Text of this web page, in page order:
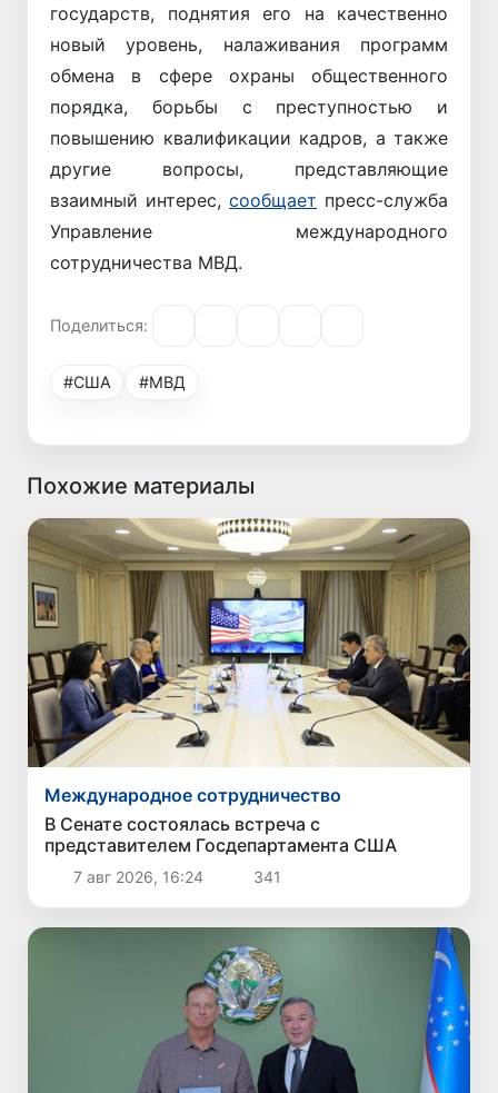
государств, поднятия его на качественно
новый уровень, налаживания программ
обмена в сфере охраны общественного
порядка, борьбы с преступностью и
повышению квалификации кадров, а также
другие вопросы, представляющие
взаимный интерес, сообщает пресс-служба
Управление международного
сотрудничества МВД.
Поделиться:
#США #МВД
Похожие материалы
Международное сотрудничество
В Сенате состоялась встреча с
представителем Госдепартамента США
7 авг 2026, 16:24 341